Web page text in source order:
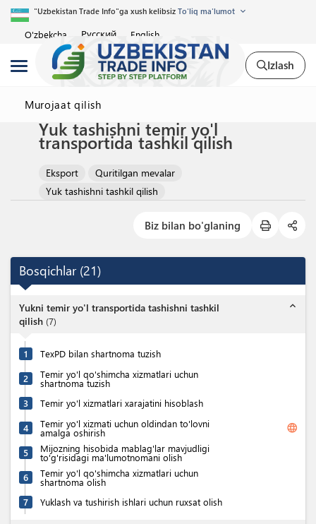
"Uzbekistan Trade Info"ga xush kelibsiz To'liq ma'lumot
O'zbekcha Русский English
Izlash
Murojaat qilish
Yuk tashishni temir yo'l
transportida tashkil qilish
Eksport
Quritilgan mevalar
Yuk tashishni tashkil qilish
Biz bilan bo'glaning
Bosqichlar (21)
Yukni temir yo'l transportida tashishni tashkil
qilish (7)
expand_less
1 TexPD bilan shartnoma tuzish
2 Temir yo'l qo'shimcha xizmatlari uchun
shartnoma tuzish
3
Temir yo'l xizmatlari xarajatini hisoblash
4 Temir yo'l xizmati uchun oldindan to'lovni
amalga oshirish language
5 Mijozning hisobida mablag'lar mavjudligi
to'g'risidagi ma'lumotnomani olish
6
Temir yo'l qo'shimcha xizmatlari uchun
shartnoma olish
7
Yuklash va tushirish ishlari uchun ruxsat olish